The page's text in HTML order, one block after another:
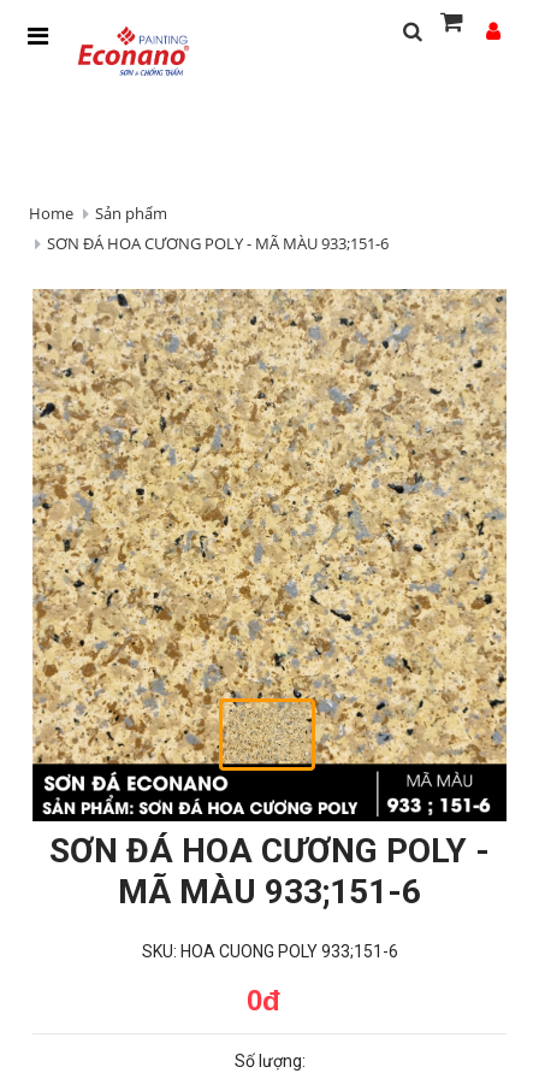
Home
Sản phẩm
SƠN ĐÁ HOA CƯƠNG POLY - MÃ MÀU 933;151-6
SƠN ĐÁ HOA CƯƠNG POLY -
MÃ MÀU 933;151-6
SKU: HOA CUONG POLY 933;151-6
0đ